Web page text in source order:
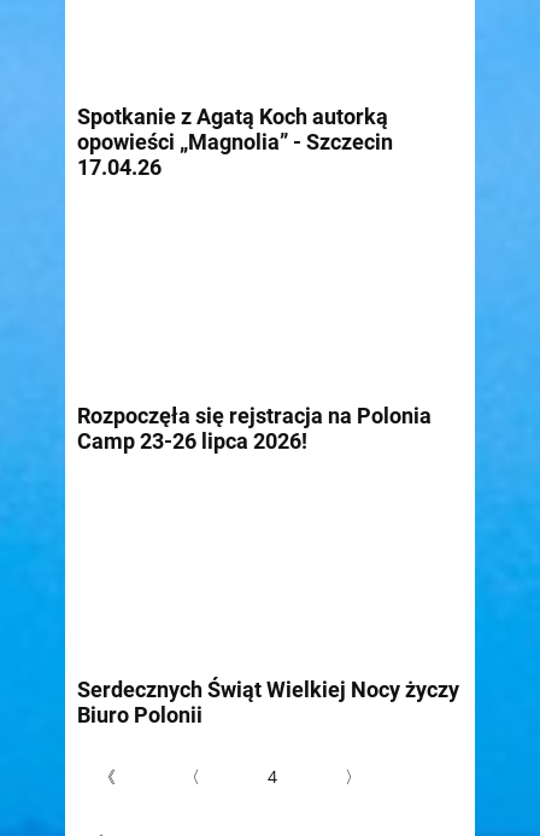
Spotkanie z Agatą Koch autorką
opowieści „Magnolia” - Szczecin
17.04.26
Rozpoczęła się rejstracja na Polonia
Camp 23-26 lipca 2026!
Serdecznych Świąt Wielkiej Nocy życzy
Biuro Polonii
《 〈 4 〉